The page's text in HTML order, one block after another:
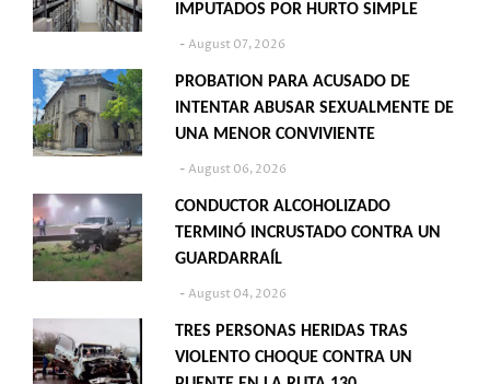
IMPUTADOS POR HURTO SIMPLE
August 07, 2026
PROBATION PARA ACUSADO DE
INTENTAR ABUSAR SEXUALMENTE DE
UNA MENOR CONVIVIENTE
August 06, 2026
CONDUCTOR ALCOHOLIZADO
TERMINÓ INCRUSTADO CONTRA UN
GUARDARRAÍL
August 04, 2026
TRES PERSONAS HERIDAS TRAS
VIOLENTO CHOQUE CONTRA UN